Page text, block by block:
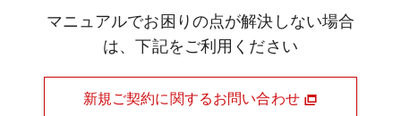
マニュアルでお困りの点が解決しない場合
は、下記をご利用ください
新規ご契約に関するお問い合わせ